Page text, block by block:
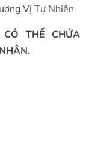
Vị Tự Nhiên.
THỂ CHỨA